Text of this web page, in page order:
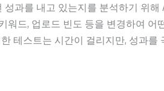
성과를 내고 있는지를 분석하기 위해
워드, 업로드 빈도 등을 변경하여 어
테스트는 시간이 걸리지만, 성과를